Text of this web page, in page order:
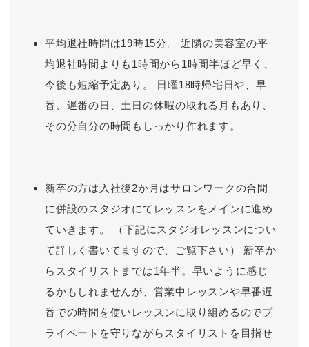
平均退社時間は19時15分。 近隣の美容室の平
均退社時間よりも1時間から1時間半ほど早く、
今後も短縮予定あり。 日曜18時帰宅日や、早
番、遅番の日、土日の休暇の取れる月もあり、
その分自分の時間もしっかり作れます。
新卒の方は入社後2か月はサロンワークの合間
に併設のスタジオにてレッスンをメインに進め
ていきます。 （下記にスタジオレッスンについ
て詳しく書いてますので、ご覧下さい） 新卒か
らスタイリストまでは1年半。早いように感じ
るかもしれませんが、営業中レッスンや早番遅
番での時間を使いレッスンに取り組めるのでプ
ライベートを守りながらスタイリストを目指せ